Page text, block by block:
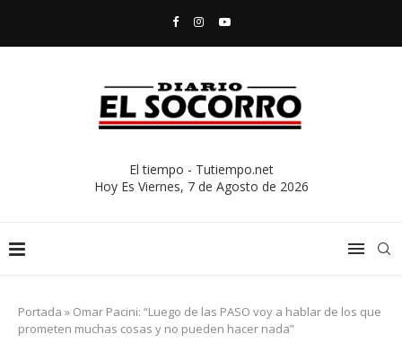
El tiempo - Tutiempo.net
Hoy Es Viernes, 7 de Agosto de 2026
Portada » Omar Pacini: “Luego de las PASO voy a hablar de los que
prometen muchas cosas y no pueden hacer nada”